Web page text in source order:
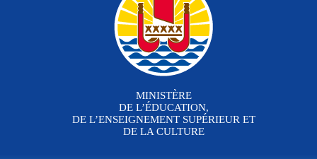
MINISTÈRE
DE L’ÉDUCATION,
DE L’ENSEIGNEMENT SUPÉRIEUR ET
DE LA CULTURE